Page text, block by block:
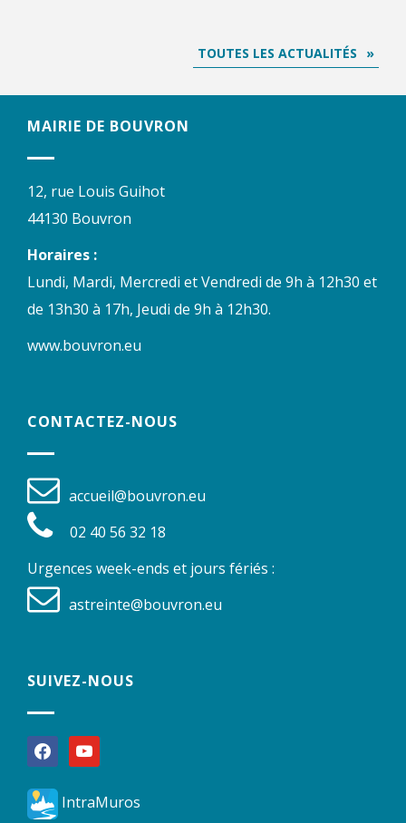
TOUTES LES ACTUALITÉS
MAIRIE DE BOUVRON
12, rue Louis Guihot
44130 Bouvron
Horaires :
Lundi, Mardi, Mercredi et Vendredi de 9h à 12h30 et
de 13h30 à 17h, Jeudi de 9h à 12h30.
www.bouvron.eu
CONTACTEZ-NOUS
accueil@bouvron.eu
02 40 56 32 18
Urgences week-ends et jours fériés :
astreinte@bouvron.eu
SUIVEZ-NOUS
facebookyoutube
IntraMuros